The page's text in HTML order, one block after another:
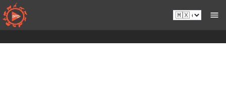
Saltar
al
contenido
es-
mx.sportsmansparadiseonline.com